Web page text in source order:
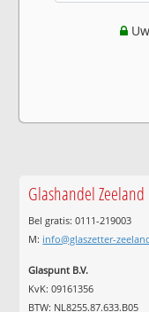
Glashandel Zeeland
Bel gratis: 0111-219003
M: info@glaszetter-
Glaspunt B.V.
KvK: 09161356
BTW: NL8255.87.633.B05